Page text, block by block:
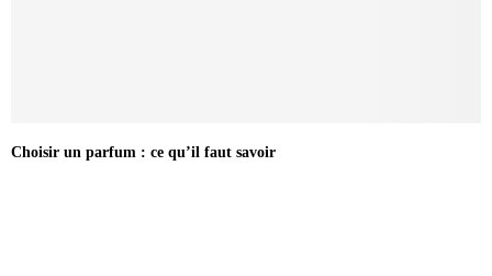
Choisir un parfum : ce qu’il faut savoir